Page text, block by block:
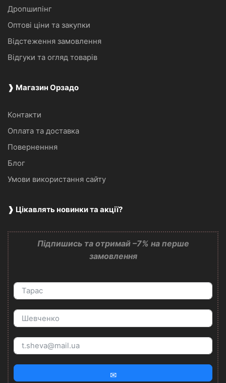
Дропшипінг
Оптові ціни та закупки
Відстеження замовлення
Відгуки та огляд товарів
❱ Магазин Орзадо
Контакти
Оплата та доставка
Поверненння
Блог
Умови використання сайту
❱ Цікавлять новинки та акції?
Підпишись та отримай –7% на перше
замовлення
✉